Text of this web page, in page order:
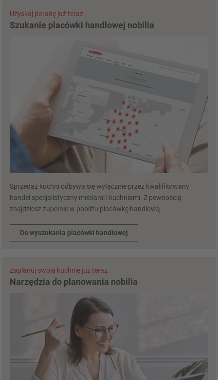
Uzyskaj poradę już teraz
Szukanie placówki handlowej nobilia
Sprzedaż kuchni odbywa się wyłącznie przez kwalifikowany
handel specjalistyczny meblami i kuchniami. Z pewnością
znajdziesz zupełnie w pobliżu placówkę handlową.
Do wyszukania placówki handlowej
Zaplanuj swoją kuchnię już teraz
Narzędzia do planowania nobilia